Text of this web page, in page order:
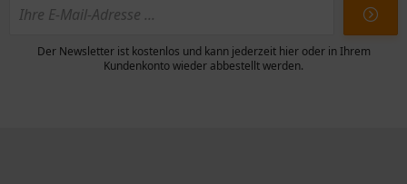
Der Newsletter ist kostenlos und kann jederzeit hier oder in Ihrem
Kundenkonto wieder abbestellt werden.